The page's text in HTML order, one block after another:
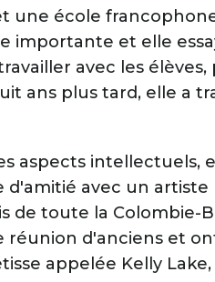
une école
importante et elle
avec les élèves,
ans plus tard, elle a
aspects intellectuels,
d'amitié avec un artiste
de toute la Colombie-
réunion d'anciens et
appelée Kelly Lake,